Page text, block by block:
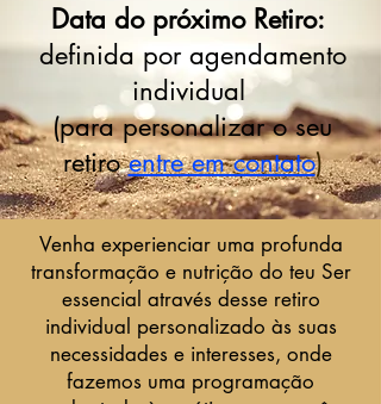
Data do próximo Retiro:
definida por agendamento
individual
(para personalizar o seu
retiro entre em contato)
Venha experienciar uma profunda
transformação e nutrição do teu Ser
essencial através desse retiro
individual personalizado às suas
necessidades e interesses, onde
fazemos uma programação